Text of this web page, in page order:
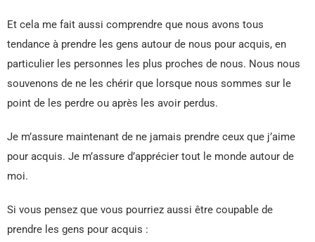
Et cela me fait aussi comprendre que nous avons tous
tendance à prendre les gens autour de nous pour acquis, en
particulier les personnes les plus proches de nous. Nous nous
souvenons de ne les chérir que lorsque nous sommes sur le
point de les perdre ou après les avoir perdus.
Je m’assure maintenant de ne jamais prendre ceux que j’aime
pour acquis. Je m’assure d’apprécier tout le monde autour de
moi.
Si vous pensez que vous pourriez aussi être coupable de
prendre les gens pour acquis :